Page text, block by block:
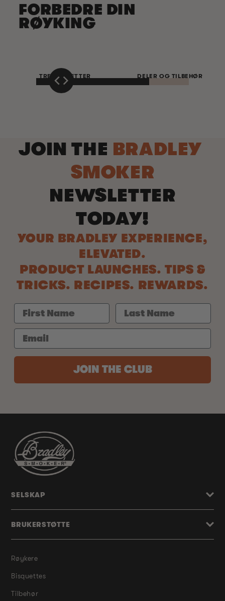
FORBEDRE DIN
RØYKING
TREBISQUETTER DELER OG TILBEHØR
JOIN THE BRADLEY
SMOKER
NEWSLETTER
TODAY!
YOUR BRADLEY EXPERIENCE,
ELEVATED.
PRODUCT LAUNCHES. TIPS &
TRICKS. RECIPES. REWARDS.
JOIN THE CLUB
Røykere
Bisquettes
Tilbehør
SELSKAP
BRUKERSTØTTE